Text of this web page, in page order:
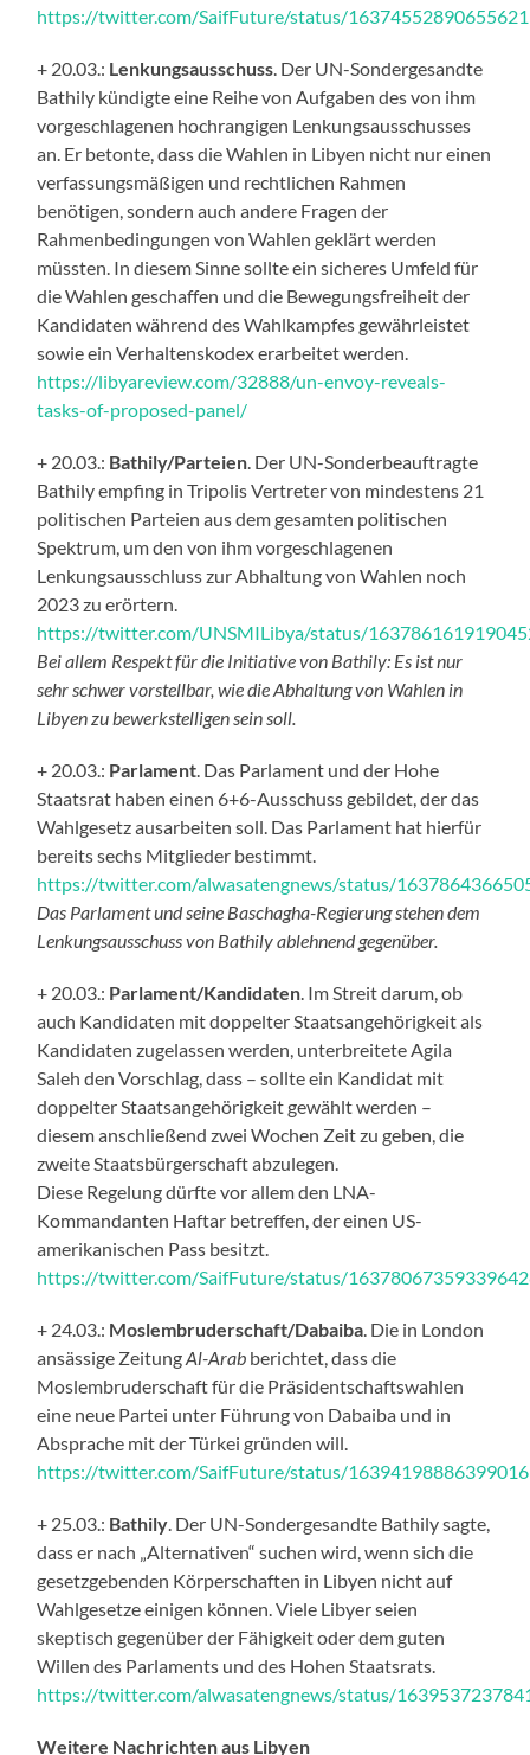
https://twitter.com/SaifFuture/status/
+ 20.03.: Lenkungsausschuss . Der UN-Sondergesandte
Bathily kündigte eine Reihe von Aufgaben des von ihm
vorgeschlagenen hochrangigen Lenkungsausschusses
an. Er betonte, dass die Wahlen in Libyen nicht nur einen
verfassungsmäßigen und rechtlichen Rahmen
benötigen, sondern auch andere Fragen der
Rahmenbedingungen von Wahlen geklärt werden
müssten. In diesem Sinne sollte ein sicheres Umfeld für
die Wahlen geschaffen und die Bewegungsfreiheit der
Kandidaten während des Wahlkampfes gewährleistet
sowie ein Verhaltenskodex erarbeitet werden.
https://libyareview.com/32888/un-envoy-reveals-
tasks-of-proposed-panel/
+ 20.03.: Bathily/Parteien . Der UN-Sonderbeauftragte
Bathily empfing in Tripolis Vertreter von mindestens 21
politischen Parteien aus dem gesamten politischen
Spektrum, um den von ihm vorgeschlagenen
Lenkungsausschluss zur Abhaltung von Wahlen noch
2023 zu erörtern.
https://twitter.com/UNSMILibya/status/
Bei allem Respekt für die Initiative von Bathily: Es ist nur
sehr schwer vorstellbar, wie die Abhaltung von Wahlen in
Libyen zu bewerkstelligen sein soll.
+ 20.03.: Parlament . Das Parlament und der Hohe
Staatsrat haben einen 6+6-Ausschuss gebildet, der das
Wahlgesetz ausarbeiten soll. Das Parlament hat hierfür
bereits sechs Mitglieder bestimmt.
https://twitter.com/alwasatengnews/status/
Das Parlament und seine Baschagha-Regierung stehen dem
Lenkungsausschuss von Bathily ablehnend gegenüber.
+ 20.03.: Parlament/Kandidaten . Im Streit darum, ob
auch Kandidaten mit doppelter Staatsangehörigkeit als
Kandidaten zugelassen werden, unterbreitete Agila
Saleh den Vorschlag, dass – sollte ein Kandidat mit
doppelter Staatsangehörigkeit gewählt werden –
diesem anschließend zwei Wochen Zeit zu geben, die
zweite Staatsbürgerschaft abzulegen.
Diese Regelung dürfte vor allem den LNA-
Kommandanten Haftar betreffen, der einen US-
amerikanischen Pass besitzt.
https://twitter.com/SaifFuture/status/
+ 24.03.: Moslembruderschaft/Dabaiba . Die in London
ansässige ZeitungAl-Arab berichtet, dass die
Moslembruderschaft für die Präsidentschaftswahlen
eine neue Partei unter Führung von Dabaiba und in
Absprache mit der Türkei gründen will.
https://twitter.com/SaifFuture/status/
+ 25.03.: Bathily . Der UN-Sondergesandte Bathily sagte,
dass er nach „Alternativen“ suchen wird, wenn sich die
gesetzgebenden Körperschaften in Libyen nicht auf
Wahlgesetze einigen können. Viele Libyer seien
skeptisch gegenüber der Fähigkeit oder dem guten
Willen des Parlaments und des Hohen Staatsrats.
https://twitter.com/alwasatengnews/status/
Weitere Nachrichten aus Libyen